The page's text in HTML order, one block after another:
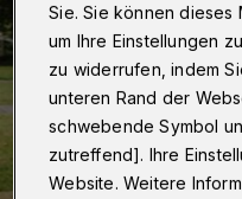
Sie. Sie können dieses
um Ihre Einstellungen
zu widerrufen, indem
unteren Rand der
schwebende Symbol
zutreffend]. Ihre
Website. Weitere